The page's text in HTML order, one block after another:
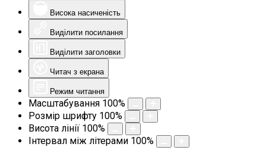
Висока насиченість
Виділити посилання
Виділити заголовки
Читач з екрана
Режим читання
Масштабування 100%
Розмір шрифту 100%
Висота лінії 100%
Інтервал між літерами 100%